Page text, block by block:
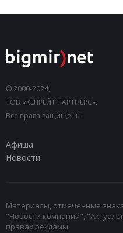
© 2000-2024,
ТОВ «КЕПРЕЙТ ПАРТНЕРС».
Все права защищены.
Афиша
Новости
Материалы, отмеченные
"Новости компаний",
правах рекламы.